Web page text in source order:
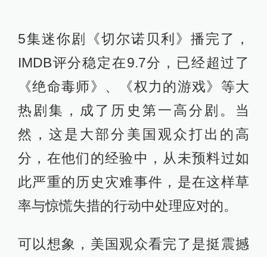
5集迷你剧《切尔诺贝利》播完了，
IMDB评分稳定在9.7分，已经超过了
《绝命毒师》、《权力的游戏》等大
热剧集，成了历史第一高分剧。当
然，这是大部分美国观众打出的高
分，在他们的经验中，从未预料过如
此严重的历史灾难事件，是在这样草
率与惊慌失措的行动中处理应对的。
可以想象，美国观众看完了是挺震撼